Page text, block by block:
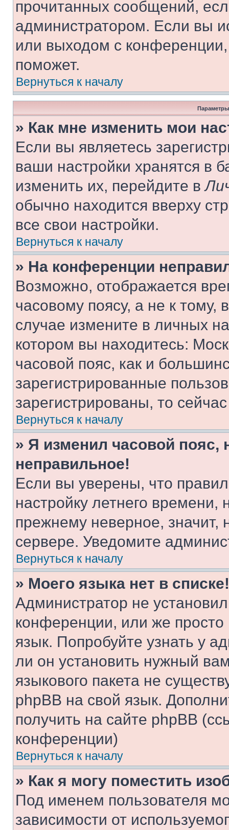
прочитанных сообщений,
администратором. Если вы
или выходом с
поможет.
Вернуться к началу
Параметры
» Как мне изменить мои
Если вы являетесь
ваши настройки хранятся в
изменить их, перейдите в
обычно находится вверху
все свои настройки.
Вернуться к началу
» На конференции
Возможно, отображается
часовому поясу, а не к тому,
случае измените в личных
котором вы находитесь:
часовой пояс, как и
зарегистрированные
зарегистрированы, то
Вернуться к началу
» Я изменил часовой пояс,
неправильное!
Если вы уверены, что
настройку летнего
прежнему неверное, значит,
сервере. Уведомите
Вернуться к началу
» Моего языка нет в списке!
Администратор не
конференции, или же
язык. Попробуйте узнать у
ли он установить нужный
языкового пакета не
phpBB на свой язык.
получить на сайте phpBB
конференции)
Вернуться к началу
» Как я могу поместить
Под именем пользователя
зависимости от